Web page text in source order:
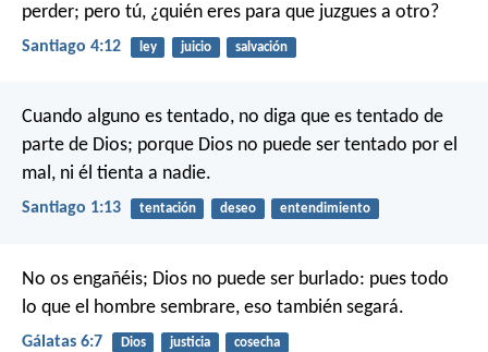
perder; pero tú, ¿quién eres para que juzgues a otro?
Santiago 4:12 ley juicio salvación
Cuando alguno es tentado, no diga que es tentado de
parte de Dios; porque Dios no puede ser tentado por el
mal, ni él tienta a nadie.
Santiago 1:13 tentación deseo entendimiento
No os engañéis; Dios no puede ser burlado: pues todo
lo que el hombre sembrare, eso también segará.
Gálatas 6:7 Dios justicia cosecha